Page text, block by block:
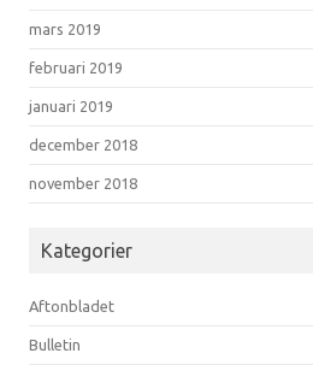
mars 2019
februari 2019
januari 2019
december 2018
november 2018
Kategorier
Aftonbladet
Bulletin